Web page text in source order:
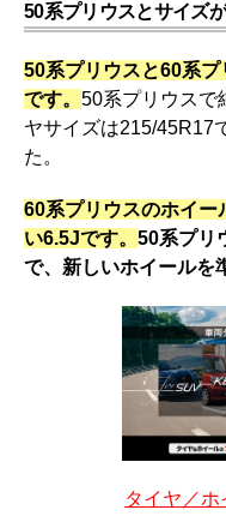
50系プリウスとサイズ
50系プリウスと60系
です。 50系プリウスで
ヤサイズは215/45R17
た。
60系プリウスのホイー
い6.5Jです。 50系プリ
で、新しいホイールを
タイヤ／